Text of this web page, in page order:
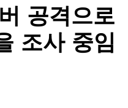
공격으로
조사 중임